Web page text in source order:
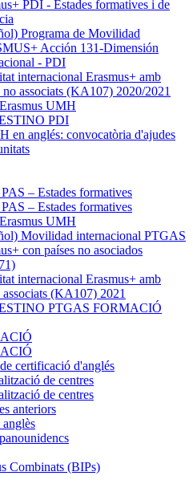
PDI - Estades formatives i de
Programa de Movilidad
Acción 131-Dimensión
- PDI
internacional Erasmus+ amb
no associats (KA107) 2020/2021
UMH
PDI
en anglés: convocatòria d'ajudes
– Estades formatives
– Estades formatives
UMH
Movilidad internacional PTGAS
con países no asociados
internacional Erasmus+ amb
associats (KA107) 2021
PTGAS FORMACIÓ
certificació d'anglés
de centres
de centres
anteriors
Combinats (BIPs)